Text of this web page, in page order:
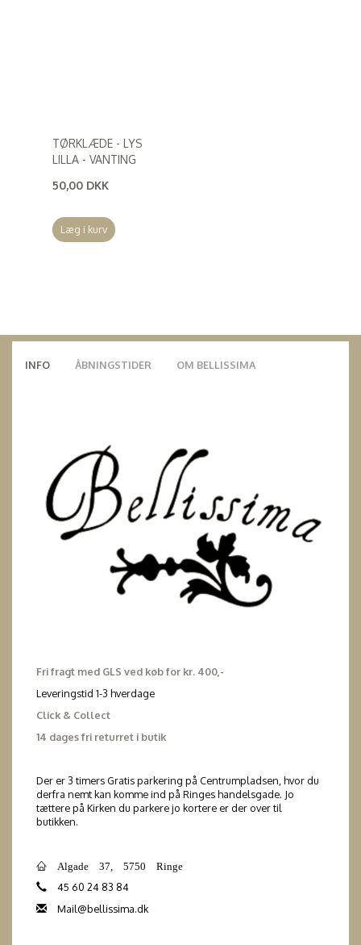
TØRKLÆDE - LYS
LILLA - VANTING
50,00 DKK
Læg i kurv
INFO ÅBNINGSTIDER OM BELLISSIMA
Fri fragt med GLS ved køb for kr. 400,-
Leveringstid 1-3 hverdage
Click & Collect
14 dages fri returret i butik
Der er 3 timers Gratis parkering på Centrumpladsen, hvor du
derfra nemt kan komme ind på Ringes handelsgade. Jo
tættere på Kirken du parkere jo kortere er der over til
butikken.
Algade 37, 5750 Ringe
45 60 24 83 84
Mail@bellissima.dk